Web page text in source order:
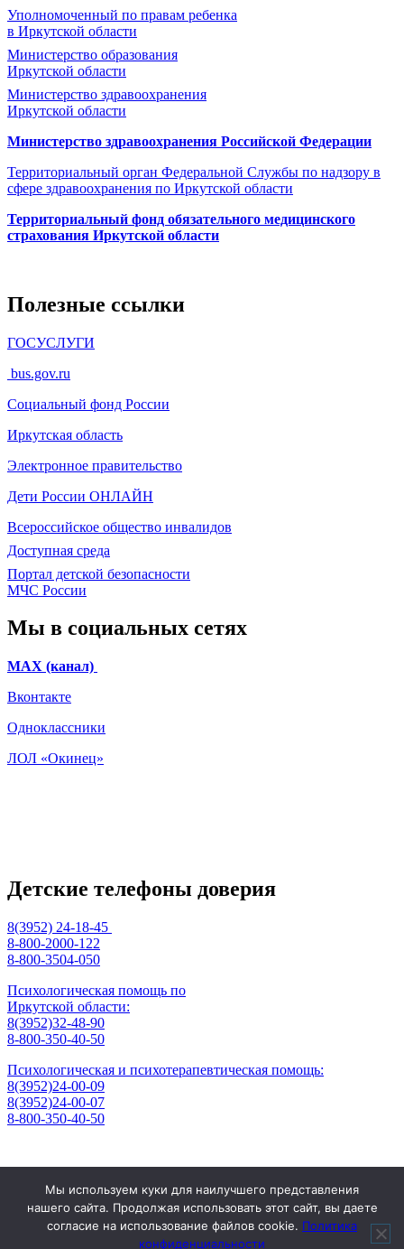
Уполномоченный по правам ребенка
в Иркутской области
Министерство образования
Иркутской области
Министерство здравоохранения
Иркутской области
Министерство здравоохранения Росcийской Федерации
Территориальный орган Федеральной Службы по надзору в
сфере здравоохранения по Иркутской области
Территориальный фонд обязательного медицинского
страхования Иркутской области
Полезные ссылки
ГОСУСЛУГИ
bus.gov.ru
Социальный фонд России
Иркутская область
Электронное правительство
Дети России ОНЛАЙН
Всероссийское общество инвалидов
Доступная среда
Портал детской безопасности
МЧС России
Мы в социальных сетях
МАХ (канал)
Вконтакте
Одноклассники
ЛОЛ «Окинец»
Детские телефоны доверия
8(3952) 24-18-45
8-800-2000-122
8-800-3504-050
Психологическая помощь по
Иркутской области:
8(3952)32-48-90
8-800-350-40-50
Психологическая и психотерапевтическая помощь:
8(3952)24-00-09
8(3952)24-00-07
8-800-350-40-50
Контакты
Режим работы
666304, Российская Федерация, Иркутская область, г. Саянск,
Мы используем куки для наилучшего представления
нашего сайта. Продолжая использовать этот сайт, вы даете
согласие на использование файлов cookie. Политика
конфиденциальности